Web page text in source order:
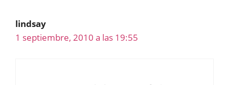
lindsay
1 septiembre, 2010 a las 19:55